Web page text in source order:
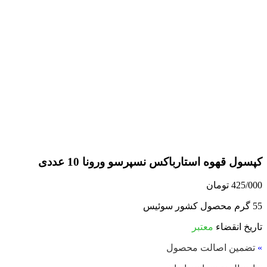
کپسول قهوه استارباکس نسپرسو ورونا 10 عددی
425/000 تومان
55 گرم محصول کشور سوئیس
تاریخ انقضاء معتبر
» تضمین اصالت محصول